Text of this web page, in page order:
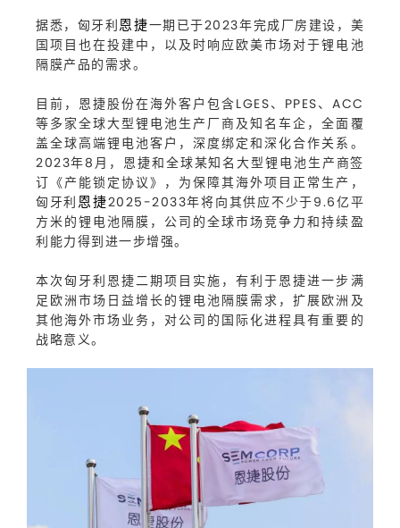
据悉，匈牙利 恩捷一期已于2023年完成厂房建设，美
国项目也在投建中，以及时响应欧美市场对于锂电池
隔膜产品的需求。
目前，恩捷股份在海外客户包含LGES、PPES、ACC
等多家全球大型锂电池生产厂商及知名车企，全面覆
盖全球高端锂电池客户，深度绑定和深化合作关系。
2023年8月，恩捷和全球某知名大型锂电池生产商签
订《产能锁定协议》，为保障其海外项目正常生产，
匈牙利 恩捷2025-2033年将向其供应不少于9.6亿平
方米的锂电池隔膜，公司的全球市场竞争力和持续盈
利能力得到进一步增强。
本次匈牙利恩捷二期项目实施，有利于恩捷进一步满
足欧洲市场日益增长的锂电池隔膜需求，扩展欧洲及
其他海外市场业务，对公司的国际化进程具有重要的
战略意义。